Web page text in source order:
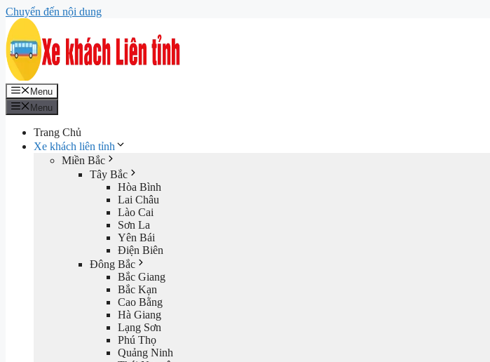
Chuyển đến nội dung
Menu
Menu
Trang Chủ
Xe khách liên tỉnh
Miền Bắc
Tây Bắc
Hòa Bình
Lai Châu
Lào Cai
Sơn La
Yên Bái
Điện Biên
Đông Bắc
Bắc Giang
Bắc Kạn
Cao Bằng
Hà Giang
Lạng Sơn
Phú Thọ
Quảng Ninh